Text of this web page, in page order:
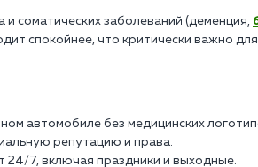
соматических заболеваний (деменция,
спокойнее, что критически важно
автомобиле без медицинских
репутацию и права.
7, включая праздники и выходные.